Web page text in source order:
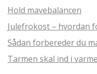
Hold mavebalancen
Julefrokost – hvordan
Sådan forbereder du
Tarmen skal ind i